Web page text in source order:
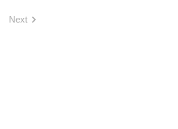
Next